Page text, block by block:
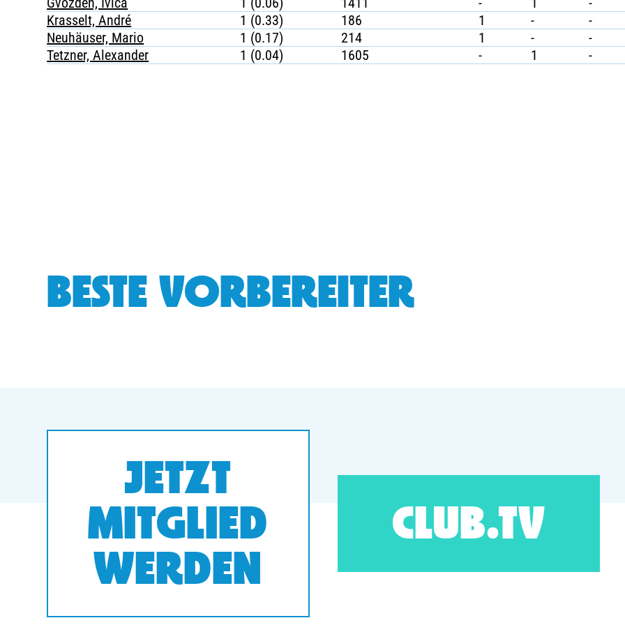
Krasselt, André
1 (0.33) 186 1 - -
Neuhäuser, Mario
1 (0.17) 214 1 - -
Tetzner, Alexander
1 (0.04) 1605 - 1 -
BESTE VORBEREITER
JETZT
MITGLIED
WERDEN
CLUB.TV